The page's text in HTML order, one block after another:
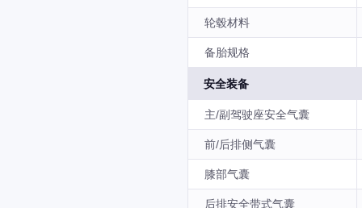
轮毂材料
备胎规格
安全装备
主/副驾驶座安全气囊
前/后排侧气囊
膝部气囊
后排安全带式气囊